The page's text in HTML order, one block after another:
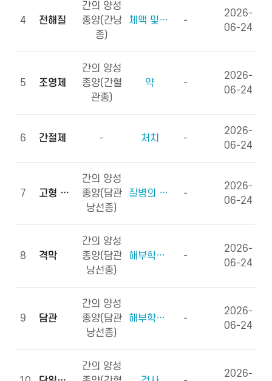
4 전해질
간의 양성
종양(간낭
종)
체액 및 전해질, 영양소 -
2026-
06-24
5 조영제
간의 양성
종양(간혈
관종)
약 -
2026-
06-24
6 간절제 - 처치 -
2026-
06-24
7 고형 종괴
간의 양성
종양(담관
낭선종)
질병의 형태학 -
2026-
06-24
8 격막
간의 양성
종양(담관
낭선종)
해부학적부위 (신체구조) -
2026-
06-24
9 담관
간의 양성
종양(담관
낭선종)
해부학적부위 (신체구조) -
2026-
06-24
간의 양성
2026-